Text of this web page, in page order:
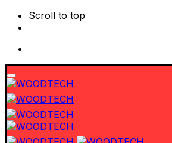
Scroll to top
Skip
to
content